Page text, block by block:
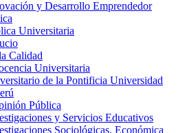
y Desarrollo Emprendedor
Universitaria
Calidad
Universitaria
de la Pontificia Universidad
Pública
y Servicios Educativos
Sociológicas, Económica